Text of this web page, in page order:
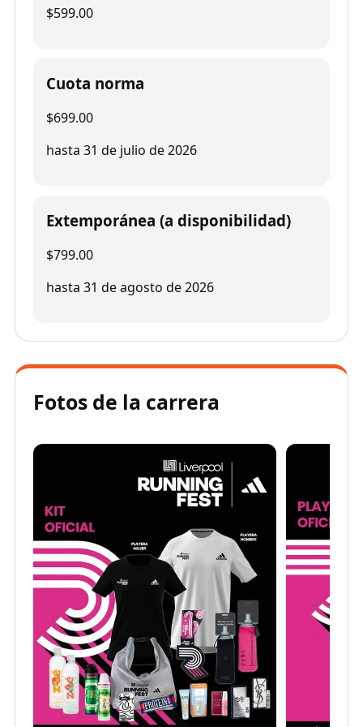
$599.00
Cuota norma
$699.00
hasta 31 de julio de 2026
Extemporánea (a disponibilidad)
$799.00
hasta 31 de agosto de 2026
Fotos de la carrera